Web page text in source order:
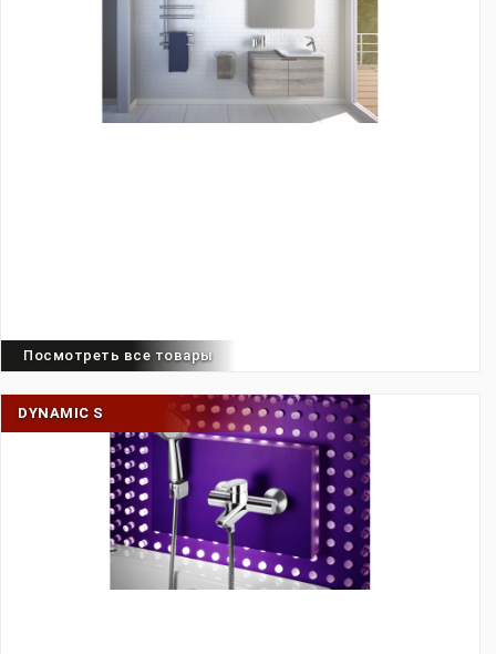
Посмотреть все товары
DYNAMIC S